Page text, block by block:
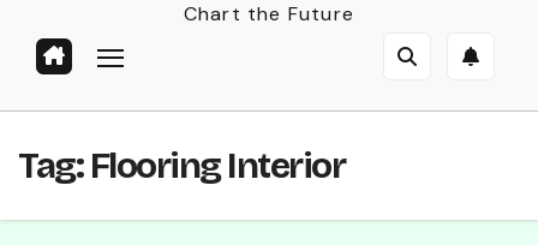
Chart the Future
Tag:Flooring Interior